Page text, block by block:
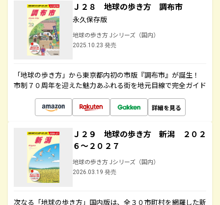
Ｊ２８ 地球の歩き方 調布市
永久保存版
地球の歩き方 Jシリーズ（国内）
2025.10.23 発売
「地球の歩き方」から東京都内初の市版『調布市』が誕生！
市制７０周年を迎えた魅力あふれる街を地元目線で完全ガイド
詳細を見る
Ｊ２９ 地球の歩き方 新潟 ２０２
６～２０２７
地球の歩き方 Jシリーズ（国内）
2026.03.19 発売
次なる「地球の歩き方」国内版は、全３０市町村を網羅した新